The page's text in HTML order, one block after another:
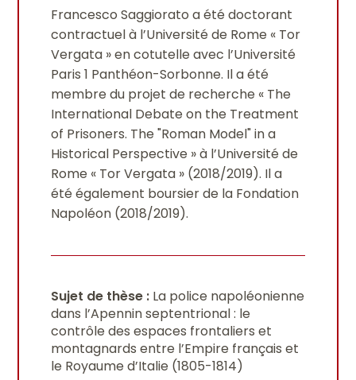
Francesco Saggiorato a été doctorant
contractuel à l’Université de Rome « Tor
Vergata » en cotutelle avec l’Université
Paris 1 Panthéon-Sorbonne. Il a été
membre du projet de recherche « The
International Debate on the Treatment
of Prisoners. The "Roman Model" in a
Historical Perspective » à l’Université de
Rome « Tor Vergata » (2018/2019). Il a
été également boursier de la Fondation
Napoléon (2018/2019).
Sujet de thèse : La police napoléonienne
dans l’Apennin septentrional : le
contrôle des espaces frontaliers et
montagnards entre l’Empire français et
le Royaume d’Italie (1805-1814)